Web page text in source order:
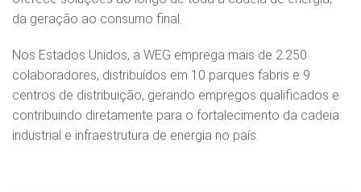
da geração ao consumo final.
Nos Estados Unidos, a WEG emprega mais de 2.250
colaboradores, distribuídos em 10 parques fabris e 9
centros de distribuição, gerando empregos qualificados e
contribuindo diretamente para o fortalecimento da cadeia
industrial e infraestrutura de energia no país.